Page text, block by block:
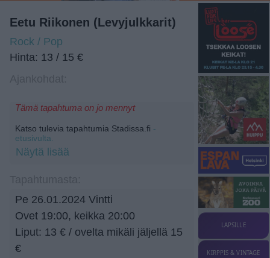
Eetu Riikonen (Levyjulkkarit)
Rock / Pop
Hinta: 13 / 15 €
Tämä tapahtuma on jo mennyt
Katso tulevia tapahtumia Stadissa.fi -
etusivulta.
Näytä lisää
Pe 26.01.2024 Vintti
Ovet 19:00, keikka 20:00
Liput: 13 € / ovelta mikäli jäljellä 15
€
LAPSILLE
KIRPPIS & VINTAGE